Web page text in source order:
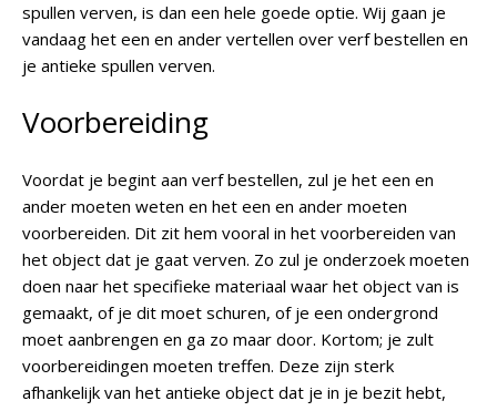
spullen verven, is dan een hele goede optie. Wij gaan je
vandaag het een en ander vertellen over verf bestellen en
je antieke spullen verven.
Voorbereiding
Voordat je begint aan verf bestellen, zul je het een en
ander moeten weten en het een en ander moeten
voorbereiden. Dit zit hem vooral in het voorbereiden van
het object dat je gaat verven. Zo zul je onderzoek moeten
doen naar het specifieke materiaal waar het object van is
gemaakt, of je dit moet schuren, of je een ondergrond
moet aanbrengen en ga zo maar door. Kortom; je zult
voorbereidingen moeten treffen. Deze zijn sterk
afhankelijk van het antieke object dat je in je bezit hebt,